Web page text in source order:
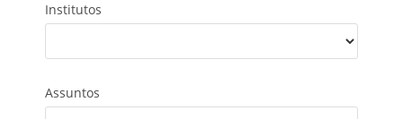
Institutos
Assuntos